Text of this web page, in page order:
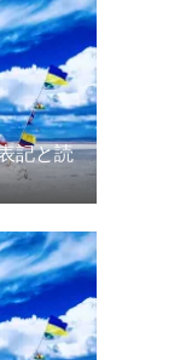
記と読